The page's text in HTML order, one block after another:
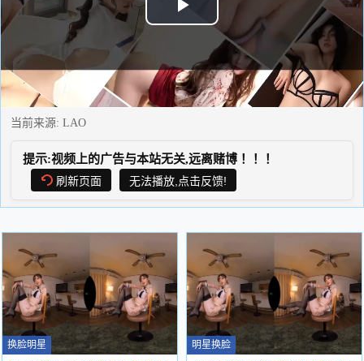
Play
Video
当前来源: LAO
提示:视频上的广告与本站无关,远离赌博！！！
刷新页面
无法播放,点击反馈!
换脸明星 明星换脸